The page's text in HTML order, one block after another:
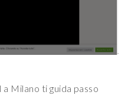
Milano ti guida passo